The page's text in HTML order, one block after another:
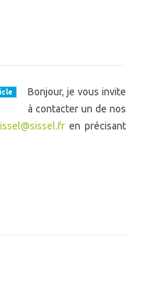
Bonjour, je vous invite
à contacter un de nos
en précisant